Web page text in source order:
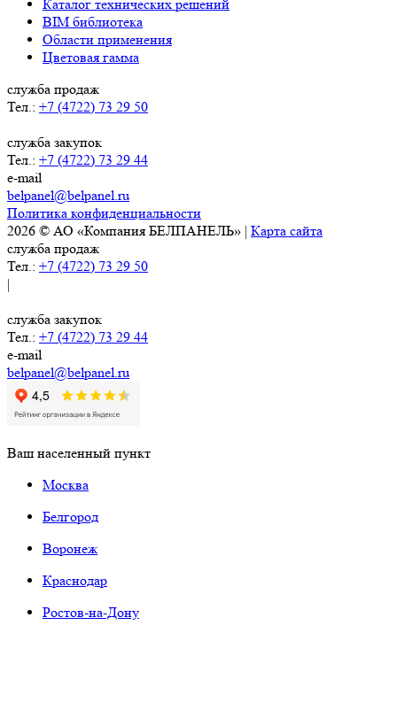
Каталог технических решений
BIM библиотека
Области применения
Цветовая гамма
служба продаж
Тел.: +7 (4722) 73 29 50
служба закупок
Тел.: +7 (4722) 73 29 44
e-mail
belpanel@belpanel.ru
Политика конфиденциальности
2026 © АО «Компания БЕЛПАНЕЛЬ» | Карта сайта
служба продаж
Тел.: +7 (4722) 73 29 50
|
служба закупок
Тел.: +7 (4722) 73 29 44
e-mail
belpanel@belpanel.ru
Ваш населенный пункт
Москва
Белгород
Воронеж
Краснодар
Ростов-на-Дону